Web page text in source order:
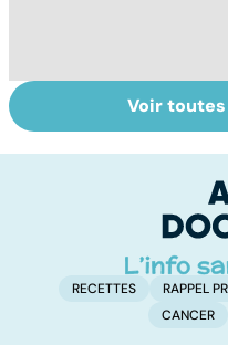
Le lupus, une
maladie
Voir
RECETTES RAPPEL
CANCER